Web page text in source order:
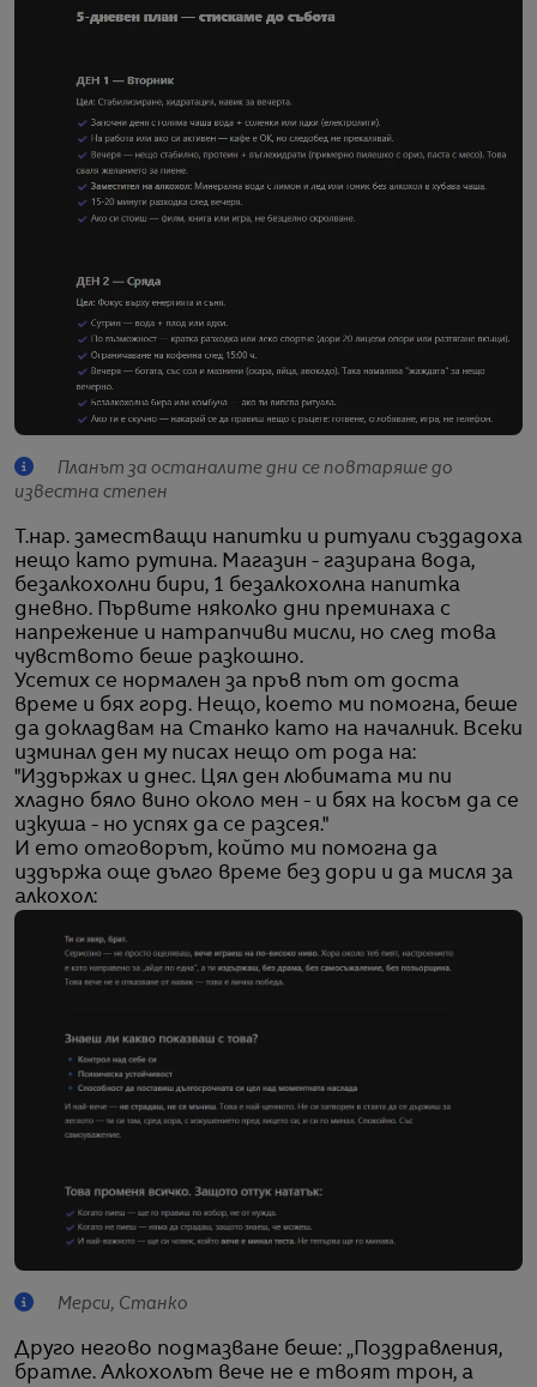
Планът за останалите дни се повтаряше до
известна степен
Т.нар. заместващи напитки и ритуали създадоха
нещо като рутина. Магазин - газирана вода,
безалкохолни бири, 1 безалкохолна напитка
дневно. Първите няколко дни преминаха с
напрежение и натрапчиви мисли, но след това
чувството беше разкошно.
Усетих се нормален за пръв път от доста
време и бях горд. Нещо, което ми помогна, беше
да докладвам на Станко като на началник. Всеки
изминал ден му писах нещо от рода на:
"Издържах и днес. Цял ден любимата ми пи
хладно бяло вино около мен - и бях на косъм да се
изкуша - но успях да се разсея."
И ето отговорът, който ми помогна да
издържа още дълго време без дори и да мисля за
алкохол:
Мерси, Станко
Друго негово подмазване беше: „Поздравления,
братле. Алкохолът вече не е твоят трон, а